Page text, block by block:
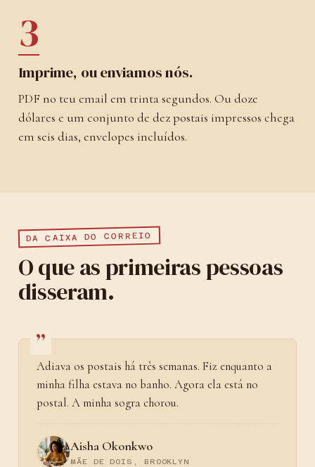
3
Imprime, ou enviamos nós.
PDF no teu email em trinta segundos. Ou doze
dólares e um conjunto de dez postais impressos chega
em seis dias, envelopes incluídos.
DA CAIXA DO CORREIO
O que as primeiras pessoas
disseram.
Adiava os postais há três semanas. Fiz enquanto a
minha filha estava no banho. Agora ela está no
postal. A minha sogra chorou.
Aisha Okonkwo
MÃE DE DOIS, BROOKLYN